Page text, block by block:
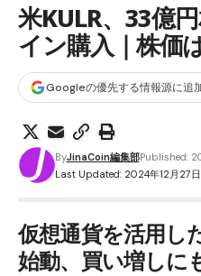
米KULR、33億
イン購入｜株価
Googleの優先する情報源に追
Last Updated: 2024年12月27
ByJinaCoin編集部Published:
仮想通貨を活用し
始動、買い増しに